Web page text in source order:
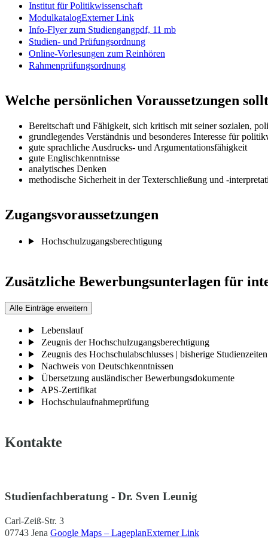
Institut für Politikwissenschaft
ModulkatalogExterner Link
Info-Flyer zum Studiengangpdf, 11 mb
Studien- und Prüfungsordnung
Online-Vorlesungen zum Reinhören
Rahmenprüfungsordnung
Welche persönlichen Voraussetzungen
Bereitschaft und Fähigkeit, sich kritisch mit seiner sozialen,
grundlegendes Verständnis und besonderes Interesse für
gute sprachliche Ausdrucks- und Argumentationsfähigkeit
gute Englischkenntnisse
analytisches Denken
methodische Sicherheit in der Texterschließung und -
Zugangsvoraussetzungen
Hochschulzugangsberechtigung
Zusätzliche Bewerbungsunterlagen für
Alle Einträge erweitern
Lebenslauf
Zeugnis der Hochschulzugangsberechtigung
Zeugnis des Hochschulabschlusses | bisherige Studienzeiten
Nachweis von Deutschkenntnissen
Übersetzung ausländischer Bewerbungsdokumente
APS-Zertifikat
Hochschulaufnahmeprüfung
Kontakte
Studienfachberatung - Dr. Sven Leunig
Carl-Zeiß-Str. 3
07743 Jena Google Maps – LageplanExterner Link